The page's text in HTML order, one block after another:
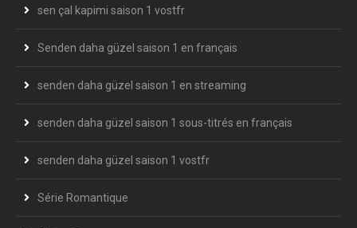
sen çal kapimi saison 1 vostfr
Senden daha güzel saison 1 en français
senden daha güzel saison 1 en streaming
senden daha güzel saison 1 sous-titrés en français
senden daha güzel saison 1 vostfr
Série Romantique